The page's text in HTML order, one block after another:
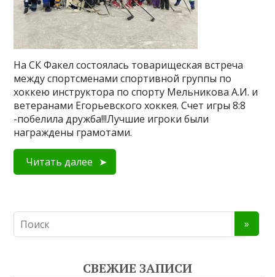
На СК Факел состоялась товарищеская встреча
между спортсменами спортивной группы по
хоккею инструктора по спорту Мельникова А.И. и
ветеранами Егорьевского хоккея. Счет игры 8:8
-побелила дружба!!!Лучшие игроки были
награждены грамотами.
Читать далее
СВЕЖИЕ ЗАПИСИ